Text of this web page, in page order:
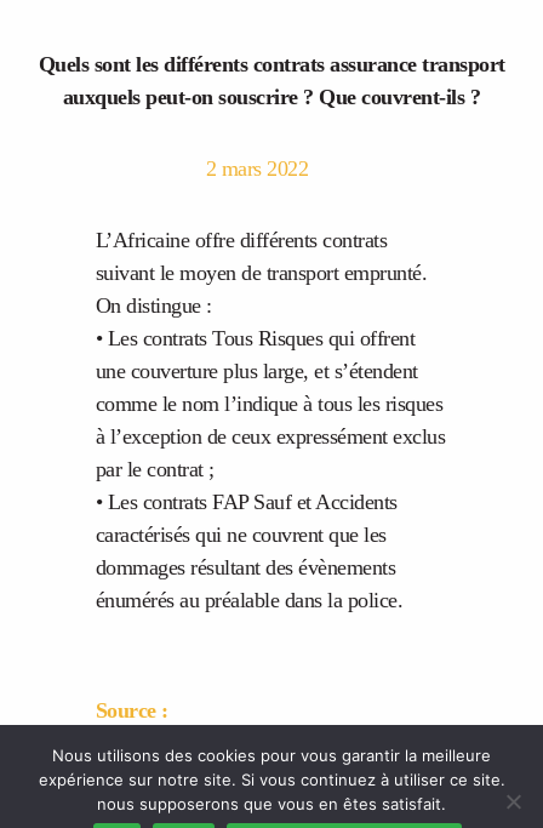
Quels sont les différents contrats assurance transport
auxquels peut-on souscrire ? Que couvrent-ils ?
2 mars 2022
L’Africaine offre différents contrats
suivant le moyen de transport emprunté.
On distingue :
• Les contrats Tous Risques qui offrent
une couverture plus large, et s’étendent
comme le nom l’indique à tous les risques
à l’exception de ceux expressément exclus
par le contrat ;
• Les contrats FAP Sauf et Accidents
caractérisés qui ne couvrent que les
dommages résultant des évènements
énumérés au préalable dans la police.
Source :
Télécharger le journal
Nous utilisons des cookies pour vous garantir la meilleure
expérience sur notre site. Si vous continuez à utiliser ce site.
nous supposerons que vous en êtes satisfait.